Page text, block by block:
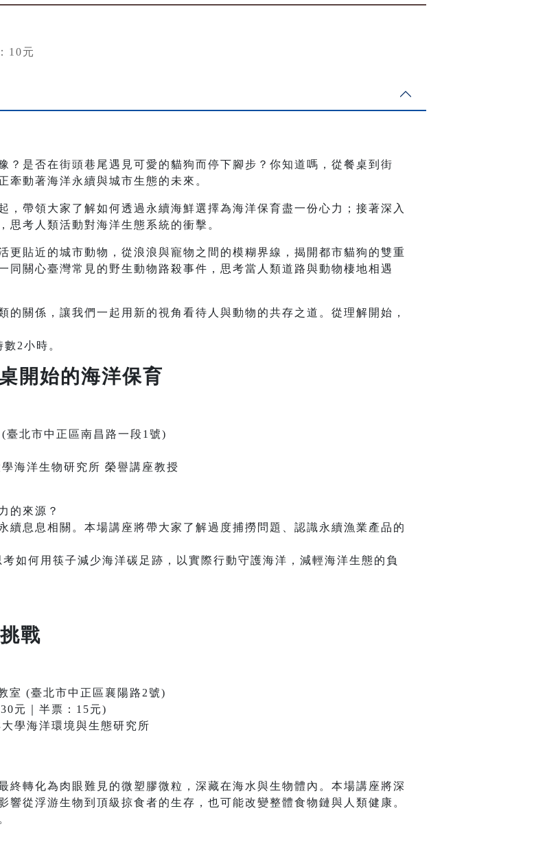
10元
？是否在街頭巷尾遇見可愛的貓狗而停下腳步？你知道嗎，從餐桌到街
牽動著海洋永續與城市生態的未來。
，帶領大家了解如何透過永續海鮮選擇為海洋保育盡一份心力；接著深入
思考人類活動對海洋生態系統的衝擊。
更貼近的城市動物，從浪浪與寵物之間的模糊界線，揭開都市貓狗的雙重
同關心臺灣常見的野生動物路殺事件，思考當人類道路與動物棲地相遇
的關係，讓我們一起用新的視角看待人與動物的共存之道。從理解開始，
2小時。
開始的海洋保育
臺北市中正區南昌路一段1號)
海洋生物研究所 榮譽講座教授
的來源？
續息息相關。本場講座將帶大家了解過度捕撈問題、認識永續漁業產品的
如何用筷子減少海洋碳足跡，以實際行動守護海洋，減輕海洋生態的負
戰
室 (臺北市中正區襄陽路2號)
元｜半票：15元)
學海洋環境與生態研究所
終轉化為肉眼難見的微塑膠微粒，深藏在海水與生物體內。本場講座將深
響從浮游生物到頂級掠食者的生存，也可能改變整體食物鏈與人類健康。